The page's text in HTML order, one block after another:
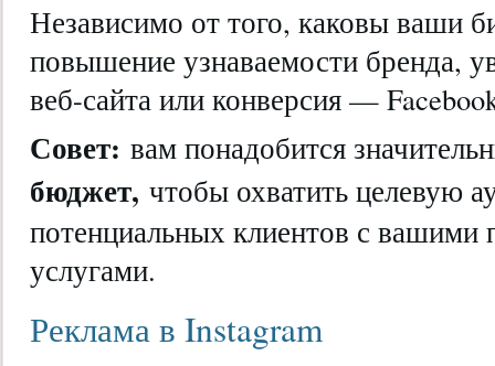
Независимо от того, каковы ваши
повышение узнаваемости бренда,
веб-сайта или конверсия —
Совет: вам понадобится
бюджет, чтобы охватить целевую
потенциальных клиентов с вашими
услугами.
Реклама в Instagram